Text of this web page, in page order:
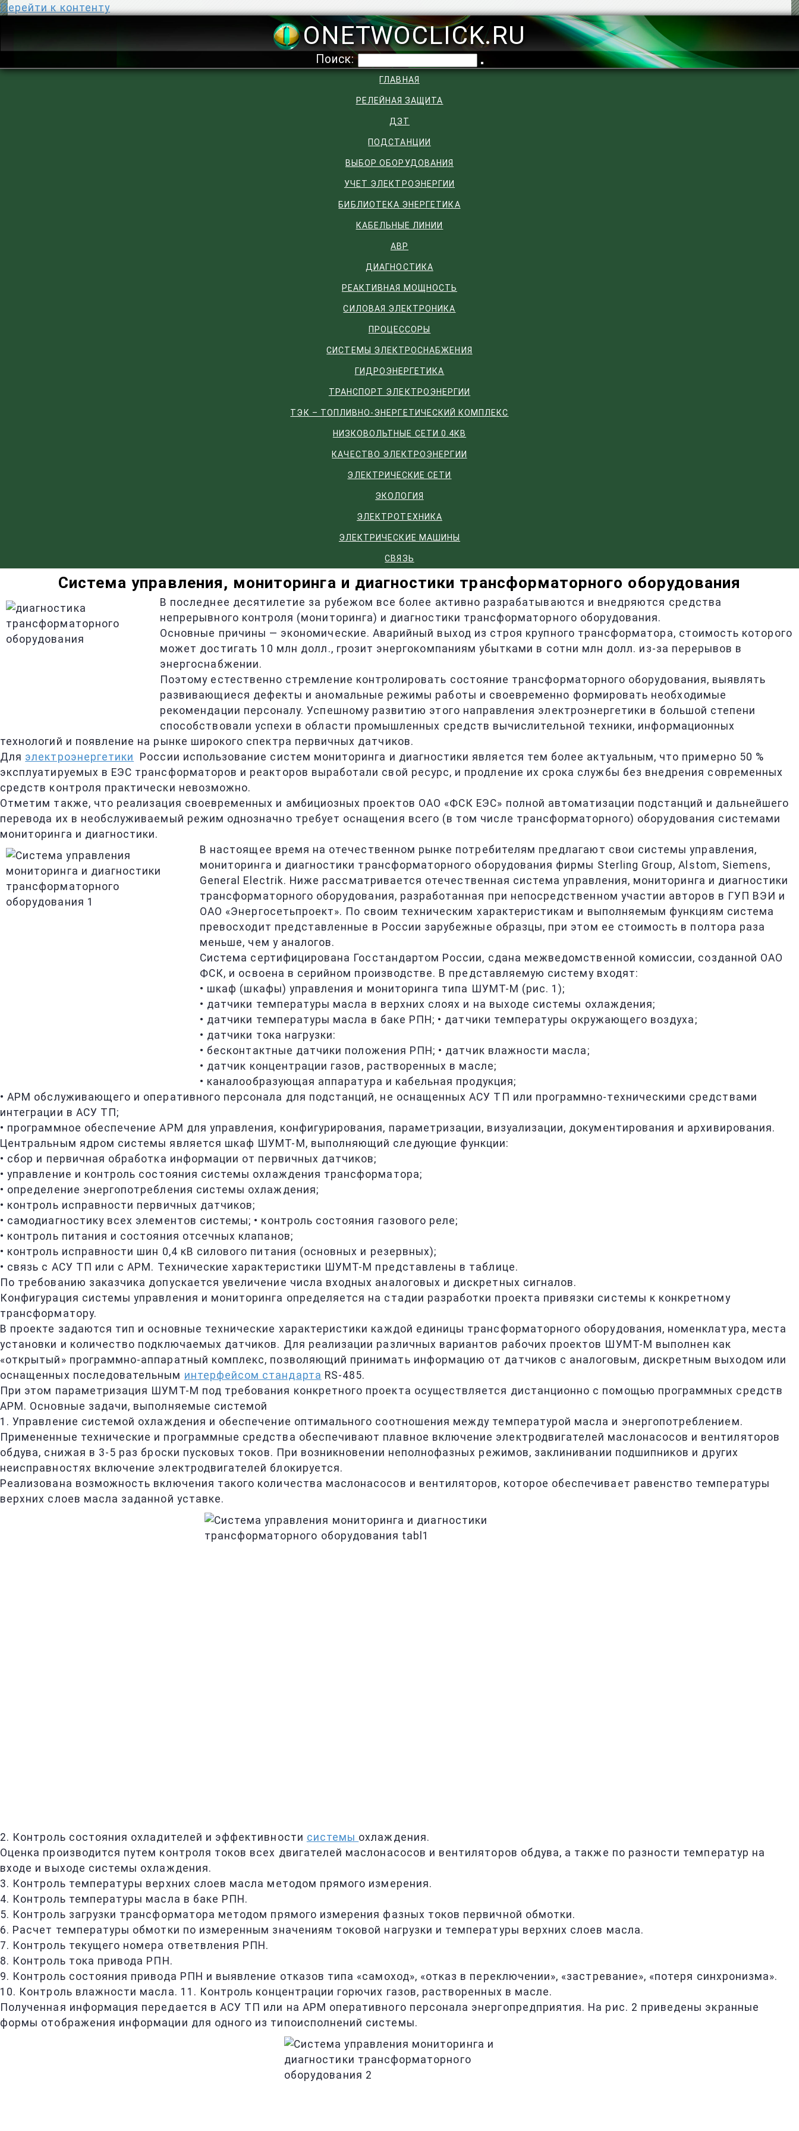
Перейти к контенту
ONETWOCLICK.RU
Поиск:
ГЛАВНАЯ
РЕЛЕЙНАЯ ЗАЩИТА
ДЗТ
ПОДСТАНЦИИ
ВЫБОР ОБОРУДОВАНИЯ
УЧЕТ ЭЛЕКТРОЭНЕРГИИ
БИБЛИОТЕКА ЭНЕРГЕТИКА
КАБЕЛЬНЫЕ ЛИНИИ
АВР
ДИАГНОСТИКА
РЕАКТИВНАЯ МОЩНОСТЬ
СИЛОВАЯ ЭЛЕКТРОНИКА
ПРОЦЕССОРЫ
СИСТЕМЫ ЭЛЕКТРОСНАБЖЕНИЯ
ГИДРОЭНЕРГЕТИКА
ТРАНСПОРТ ЭЛЕКТРОЭНЕРГИИ
ТЭК – ТОПЛИВНО-ЭНЕРГЕТИЧЕСКИЙ КОМПЛЕКС
НИЗКОВОЛЬТНЫЕ СЕТИ 0.4КВ
КАЧЕСТВО ЭЛЕКТРОЭНЕРГИИ
ЭЛЕКТРИЧЕСКИЕ СЕТИ
ЭКОЛОГИЯ
ЭЛЕКТРОТЕХНИКА
ЭЛЕКТРИЧЕСКИЕ МАШИНЫ
СВЯЗЬ
Система управления, мониторинга и диагностики трансформаторного оборудования
В последнее десятилетие за рубежом все более активно разрабатываются и внедряются средства
непрерывного контроля (мониторинга) и диагностики трансформаторного оборудования.
Основные причины — экономические. Аварийный выход из строя крупного трансформатора, стоимость которого
может достигать 10 млн долл., грозит энергокомпаниям убытками в сотни млн долл. из-за перерывов в
энергоснабжении.
Поэтому естественно стремление контролировать состояние трансформаторного оборудования, выявлять
развивающиеся дефекты и аномальные режимы работы и своевременно формировать необходимые
рекомендации персоналу. Успешному развитию этого направления электроэнергетики в большой степени
способствовали успехи в области промышленных средств вычислительной техники, информационных
технологий и появление на рынке широкого спектра первичных датчиков.
Для электроэнергетики
России использование систем мониторинга и диагностики является тем более актуальным, что примерно 50 %
эксплуатируемых в ЕЭС трансформаторов и реакторов выработали свой ресурс, и продление их срока службы без внедрения современных
средств контроля практически невозможно.
Отметим также, что реализация своевременных и амбициозных проектов ОАО «ФСК ЕЭС» полной автоматизации подстанций и дальнейшего
перевода их в необслуживаемый режим однозначно требует оснащения всего (в том числе трансформаторного) оборудования системами
мониторинга и диагностики.
В настоящее время на отечественном рынке потребителям предлагают свои системы управления,
мониторинга и диагностики трансформаторного оборудования фирмы Sterling Group, Alstom, Siemens,
General Electrik. Ниже рассматривается отечественная система управления, мониторинга и диагностики
трансформаторного оборудования, разработанная при непосредственном участии авторов в ГУП ВЭИ и
ОАО «Энергосетьпроект». По своим техническим характеристикам и выполняемым функциям система
превосходит представленные в России зарубежные образцы, при этом ее стоимость в полтора раза
меньше, чем у аналогов.
Система сертифицирована Госстандартом России, сдана межведомственной комиссии, созданной ОАО
ФСК, и освоена в серийном производстве. В представляемую систему входят:
• шкаф (шкафы) управления и мониторинга типа ШУМТ-М (рис. 1);
• датчики температуры масла в верхних слоях и на выходе системы охлаждения;
• датчики температуры масла в баке РПН; • датчики температуры окружающего воздуха;
• датчики тока нагрузки:
• бесконтактные датчики положения РПН; • датчик влажности масла;
• датчик концентрации газов, растворенных в масле;
• каналообразующая аппаратура и кабельная продукция;
• АРМ обслуживающего и оперативного персонала для подстанций, не оснащенных АСУ ТП или программно-техническими средствами
интеграции в АСУ ТП;
• программное обеспечение АРМ для управления, конфигурирования, параметризации, визуализации, документирования и архивирования.
Центральным ядром системы является шкаф ШУМТ-М, выполняющий следующие функции:
• сбор и первичная обработка информации от первичных датчиков;
• управление и контроль состояния системы охлаждения трансформатора;
• определение энергопотребления системы охлаждения;
• контроль исправности первичных датчиков;
• самодиагностику всех элементов системы; • контроль состояния газового реле;
• контроль питания и состояния отсечных клапанов;
• контроль исправности шин 0,4 кВ силового питания (основных и резервных);
• связь с АСУ ТП или с АРМ. Технические характеристики ШУМТ-М представлены в таблице.
По требованию заказчика допускается увеличение числа входных аналоговых и дискретных сигналов.
Конфигурация системы управления и мониторинга определяется на стадии разработки проекта привязки системы к конкретному
трансформатору.
В проекте задаются тип и основные технические характеристики каждой единицы трансформаторного оборудования, номенклатура, места
установки и количество подключаемых датчиков. Для реализации различных вариантов рабочих проектов ШУМТ-М выполнен как
«открытый» программно-аппаратный комплекс, позволяющий принимать информацию от датчиков с аналоговым, дискретным выходом или
оснащенных последовательным интерфейсом стандарта RS-485.
При этом параметризация ШУМТ-М под требования конкретного проекта осуществляется дистанционно с помощью программных средств
АРМ. Основные задачи, выполняемые системой
1. Управление системой охлаждения и обеспечение оптимального соотношения между температурой масла и энергопотреблением.
Примененные технические и программные средства обеспечивают плавное включение электродвигателей маслонасосов и вентиляторов
обдува, снижая в 3-5 раз броски пусковых токов. При возникновении неполнофазных режимов, заклинивании подшипников и других
неисправностях включение электродвигателей блокируется.
Реализована возможность включения такого количества маслонасосов и вентиляторов, которое обеспечивает равенство температуры
верхних слоев масла заданной уставке.
2. Контроль состояния охладителей и эффективности системы охлаждения.
Оценка производится путем контроля токов всех двигателей маслонасосов и вентиляторов обдува, а также по разности температур на
входе и выходе системы охлаждения.
3. Контроль температуры верхних слоев масла методом прямого измерения.
4. Контроль температуры масла в баке РПН.
5. Контроль загрузки трансформатора методом прямого измерения фазных токов первичной обмотки.
6. Расчет температуры обмотки по измеренным значениям токовой нагрузки и температуры верхних слоев масла.
7. Контроль текущего номера ответвления РПН.
8. Контроль тока привода РПН.
9. Контроль состояния привода РПН и выявление отказов типа «самоход», «отказ в переключении», «застревание», «потеря синхронизма».
10. Контроль влажности масла. 11. Контроль концентрации горючих газов, растворенных в масле.
Полученная информация передается в АСУ ТП или на АРМ оперативного персонала энергопредприятия. На рис. 2 приведены экранные
формы отображения информации для одного из типоисполнений системы.